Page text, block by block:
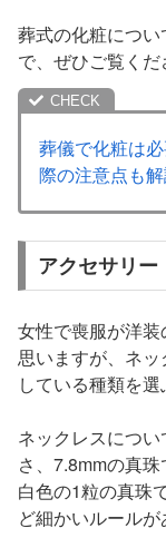
葬式の化粧につ
で、ぜひご覧くだ
葬儀で化粧は
際の注意点も解
アクセサリー
女性で喪服が洋
思いますが、ネ
している種類を選
ネックレスにつ
さ、7.8mmの真
白色の1粒の真珠
ど細かいルールが